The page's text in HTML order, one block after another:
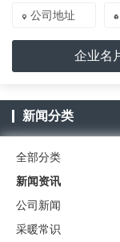
 公司地址 
企业名
新闻分类
全部分类
新闻资讯
公司新闻
采暖常识